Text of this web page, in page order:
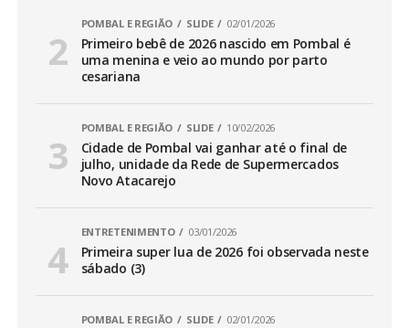
POMBAL E REGIÃO SLIDE 02/01/2026
Primeiro bebê de 2026 nascido em Pombal é
uma menina e veio ao mundo por parto
cesariana
POMBAL E REGIÃO SLIDE 10/02/2026
Cidade de Pombal vai ganhar até o final de
julho, unidade da Rede de Supermercados
Novo Atacarejo
ENTRETENIMENTO 03/01/2026
Primeira super lua de 2026 foi observada neste
sábado (3)
POMBAL E REGIÃO SLIDE 02/01/2026